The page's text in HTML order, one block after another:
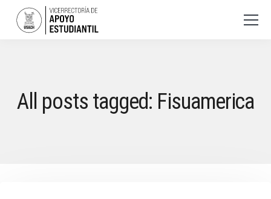
All posts tagged: Fisuamerica